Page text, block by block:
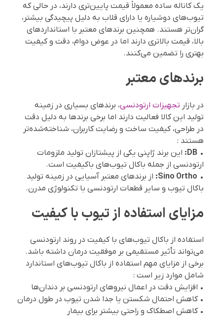
یک کاناله ساده معمولاً قیمت پایین‌تری دارند، در حالی که
تیوب‌های دوشیاره یا دارای قلاب به دلیل پیچیدگی بیشتر،
گران‌تر هستند. همچنین برندهای معتبر با استانداردهای
بالا، قیمت بالاتری دارند اما در عوض دوام، دقت و کیفیت
بهتری را تضمین می‌کنند.
برندهای معتبر
در بازار تجهیزات ارتودنسی، برندهای بسیاری در زمینه
تولید این کالا فعالیت دارند اما برخی برندها به دلیل دقت
در طراحی، کیفیت ساخت و رضایت کاربران، شناخته‌شده‌تر
هستند :
•
DB: این برند ژاپنی یکی از پیشتازان تولید ملزومات
ارتودنسی از جمله باکال تیوب‌های باکیفیت است.
•
Sino Ortho: از برندهای معتبر آسیایی در زمینه تولید
باکال تیوب و سایر قطعات ارتودنسی با تکنولوژی مدرن.
مزایای استفاده از تیوب با کیفیت
استفاده از باکال تیوب‌های با کیفیت در روند ارتودنسی
می‌تواند تأثیر مستقیمی بر موفقیت درمان داشته باشد.
برخی از مزایای مهم استفاده از باکال تیوب‌های استاندارد
شامل موارد زیر است :
• افزایش دقت در اعمال نیروهای ارتودنسی بر دندان‌ها
• کاهش احتمال شکستن یا جدا شدن تیوب در طول درمان
• کاهش اصطکاک و راحتی بیشتر برای بیمار